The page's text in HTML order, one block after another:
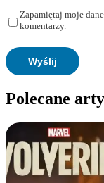
Zapamiętaj moje
komentarzy.
Polecane